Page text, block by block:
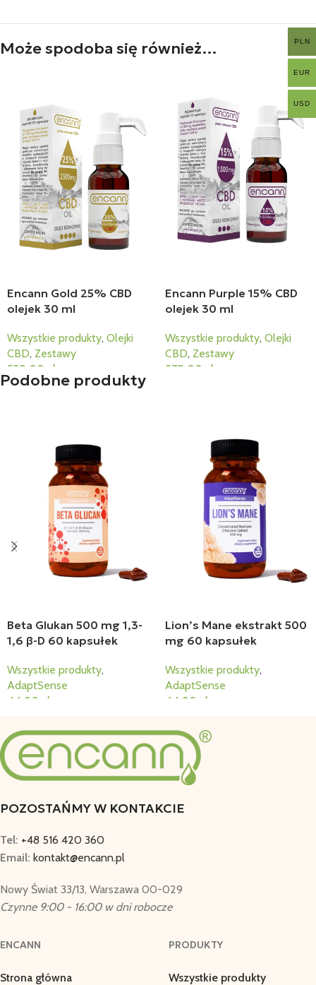
Może spodoba się również…
Encann Gold 25% CBD
olejek 30 ml
Wszystkie produkty, Olejki
CBD, Zestawy
529,00
zł
Dodaj Do Koszyka
Encann Purple 15% CBD
olejek 30 ml
Wszystkie produkty, Olejki
CBD, Zestawy
379,00
zł
Podobne produkty
Beta Glukan 500 mg 1,3-
1,6 β-D 60 kapsułek
Wszystkie produkty,
AdaptSense
44,90
zł
Lion’s Mane ekstrakt 500
mg 60 kapsułek
Wszystkie produkty,
AdaptSense
44,90
zł
POZOSTAŃMY W KONTAKCIE
Tel: +48 516 420 360
Email: kontakt@encann.pl
Nowy Świat 33/13, Warszawa 00-029
Czynne 9:00 - 16:00 w dni robocze
ENCANN
Strona główna
PRODUKTY
Wszystkie produkty
PLN
EUR
USD